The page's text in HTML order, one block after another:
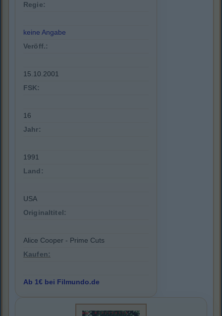
Regie:
keine Angabe
Veröff.:
15.10.2001
FSK:
16
Jahr:
1991
Land:
USA
Originaltitel:
Alice Cooper - Prime Cuts
Kaufen:
Ab 1€ bei Filmundo.de